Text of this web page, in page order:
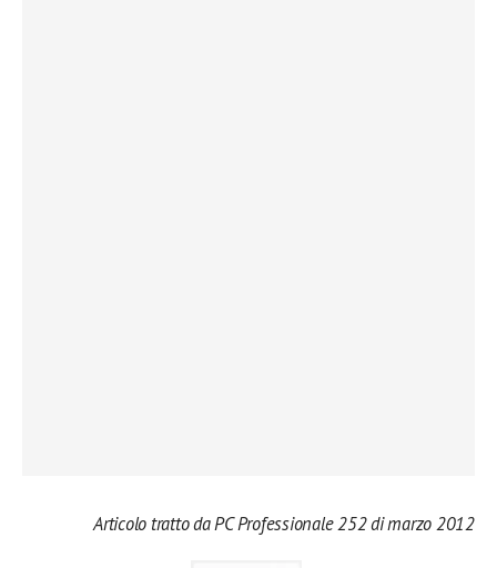
Articolo tratto da PC Professionale 252 di marzo 2012